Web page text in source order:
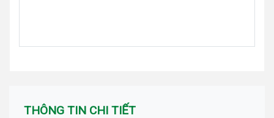
THÔNG TIN CHI TIẾT